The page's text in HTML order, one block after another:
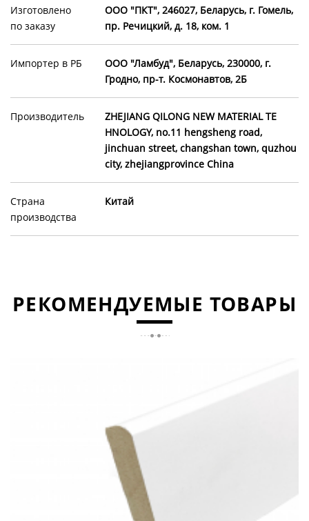
Изготовлено
по заказу
ООО "ПКТ", 246027, Беларусь, г. Гомель,
пр. Речицкий, д. 18, ком. 1
Импортер в РБ
ООО "Ламбуд", Беларусь, 230000, г.
Гродно, пр-т. Космонавтов, 2Б
Производитель
ZHEJIANG QILONG NEW MATERIAL TE
HNOLOGY, no.11 hengsheng road,
jinchuan street, changshan town, quzhou
city, zhejiangprovince China
Страна
производства
Китай
РЕКОМЕНДУЕМЫЕ ТОВАРЫ